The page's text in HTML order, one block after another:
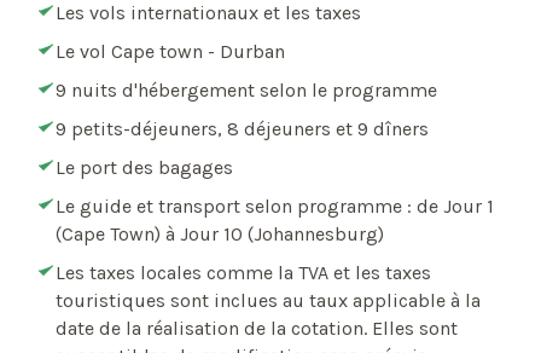
Les vols internationaux et les taxes
Le vol Cape town - Durban
9 nuits d'hébergement selon le programme
9 petits-déjeuners, 8 déjeuners et 9 dîners
Le port des bagages
Le guide et transport selon programme : de Jour 1
(Cape Town) à Jour 10 (Johannesburg)
Les taxes locales comme la TVA et les taxes
touristiques sont inclues au taux applicable à la
date de la réalisation de la cotation. Elles sont